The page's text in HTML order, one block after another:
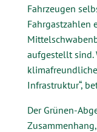
Fahrzeugen
Fahrgastzahlen
aufgestellt sind.
Infrastruktur“,
Der Grünen-